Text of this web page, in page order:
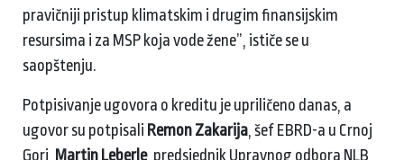
pravičniji pristup klimatskim i drugim finansijskim
resursima i za MSP koja vode žene”, ističe se u
saopštenju.
Potpisivanje ugovora o kreditu je upriličeno danas, a
ugovor su potpisali Remon Zakarija , šef EBRD-a u Crnoj
Gori, Martin Leberle, predsjednik Upravnog odbora NLB